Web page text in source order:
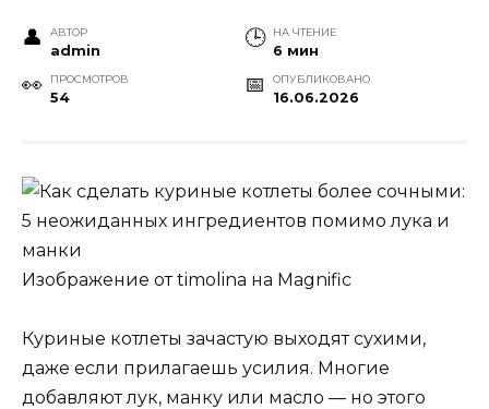
АВТОР
admin
НА ЧТЕНИЕ
6 мин
ПРОСМОТРОВ
54
ОПУБЛИКОВАНО
16.06.2026
Изображение от timolina на Magnific
Куриные котлеты зачастую выходят сухими,
даже если прилагаешь усилия. Многие
добавляют лук, манку или масло — но этого